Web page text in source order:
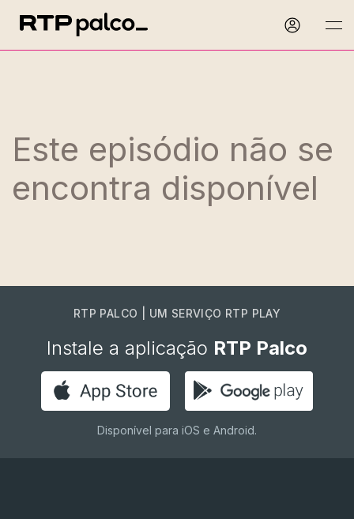
Este episódio não se
encontra disponível
RTP PALCO | UM SERVIÇO RTP PLAY
Instale a aplicação RTP Palco
Disponível para iOS e Android.